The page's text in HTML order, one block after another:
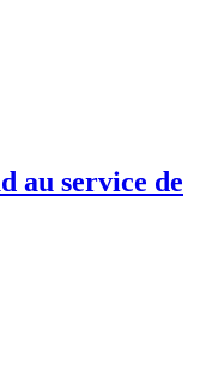
au service de